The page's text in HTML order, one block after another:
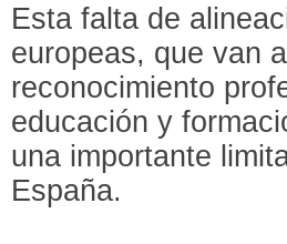
Esta falta de
europeas, que van
reconocimiento
educación y
una importante
España.